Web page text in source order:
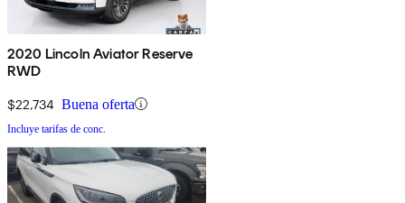
2020 Lincoln Aviator Reserve
RWD
$22,734 Buena oferta
Incluye tarifas de conc.